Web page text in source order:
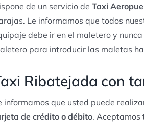
de un servicio de Taxi
Le informamos que todos
debe ir en el maletero y
para introducir las maletas
Ribatejada con
informamos que usted puede
de crédito o débito. Aceptamos